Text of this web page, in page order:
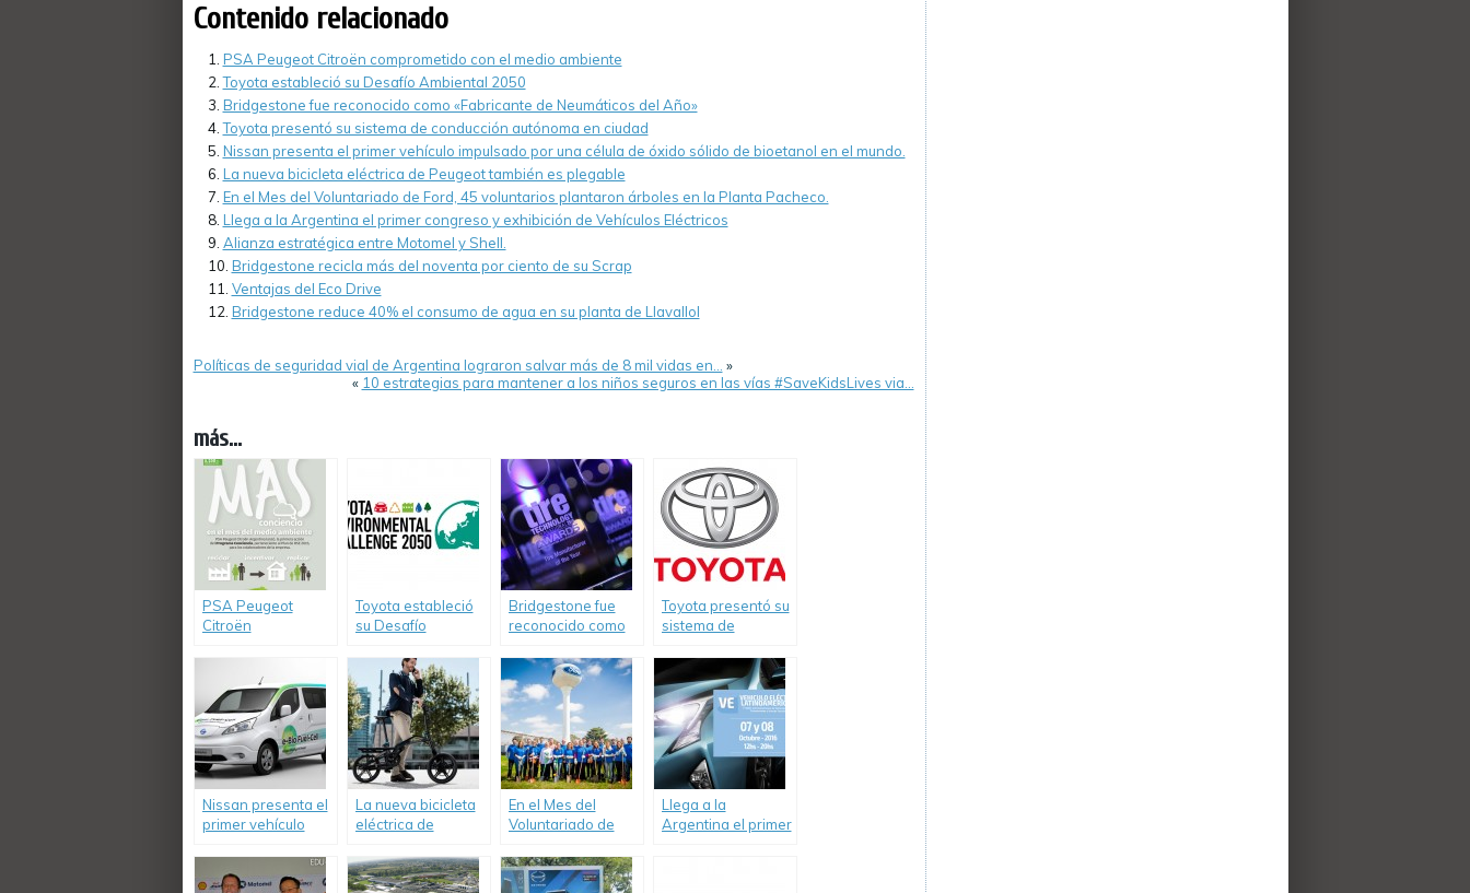
Contenido relacionado
PSA Peugeot Citroën comprometido con el medio ambiente
Toyota estableció su Desafío Ambiental 2050
Bridgestone fue reconocido como «Fabricante de Neumáticos del Año»
Toyota presentó su sistema de conducción autónoma en ciudad
Nissan presenta el primer vehículo impulsado por una célula de óxido sólido de bioetanol en el mundo.
La nueva bicicleta eléctrica de Peugeot también es plegable
En el Mes del Voluntariado de Ford, 45 voluntarios plantaron árboles en la Planta Pacheco.
Llega a la Argentina el primer congreso y exhibición de Vehículos Eléctricos
Alianza estratégica entre Motomel y Shell.
Bridgestone recicla más del noventa por ciento de su Scrap
Ventajas del Eco Drive
Bridgestone reduce 40% el consumo de agua en su planta de Llavallol
Políticas de seguridad vial de Argentina lograron salvar más de 8 mil vidas en…
»
« 10 estrategias para mantener a los niños seguros en las vías #SaveKidsLives via…
más...
PSA Peugeot
Citroën
Toyota estableció
su Desafío
Bridgestone fue
reconocido como
Neumáticos del
Año»
Toyota presentó su
sistema de
ciudad
Nissan presenta el
primer vehículo
sólido de bioetanol
La nueva bicicleta
eléctrica de
es plegable
En el Mes del
Voluntariado de
voluntarios
plantaron árboles
Llega a la
Argentina el primer